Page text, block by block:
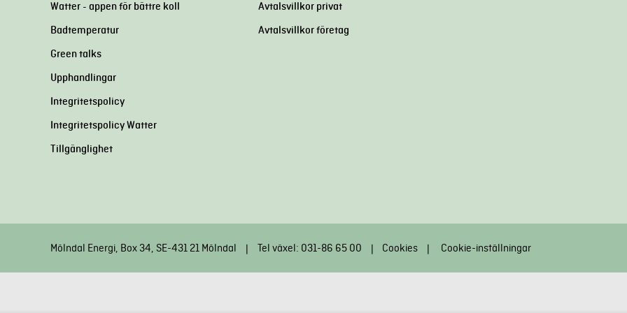
Watter - appen för bättre koll
Badtemperatur
Green talks
Upphandlingar
Integritetspolicy
Integritetspolicy Watter
Tillgänglighet
Avtalsvillkor privat
Avtalsvillkor företag
Mölndal Energi, Box 34, SE-431 21 Mölndal Tel växel: 031-86 65 00 Cookies Cookie-inställningar